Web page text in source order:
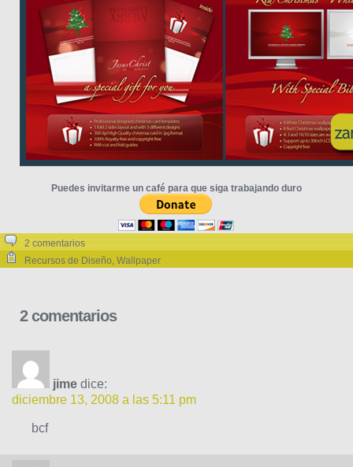
Puedes invitarme un café para que siga trabajando duro
2 comentarios
Recursos de Diseño, Wallpaper
2 comentarios
jime dice:
diciembre 13, 2008 a las 5:11 pm
bcf